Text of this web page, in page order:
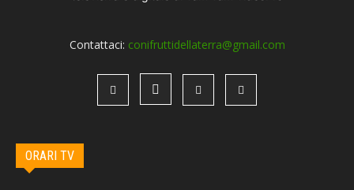
Contattaci: conifruttidellaterra@gmail.com
ORARI TV